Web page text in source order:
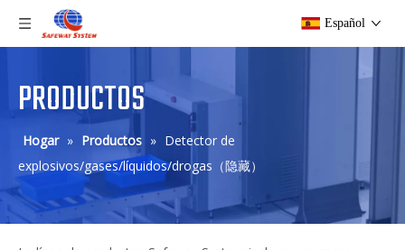
Español
PRODUCTOS
Hogar » Productos » Detector de
explosivos/gases/líquidos/drogas（隐藏）